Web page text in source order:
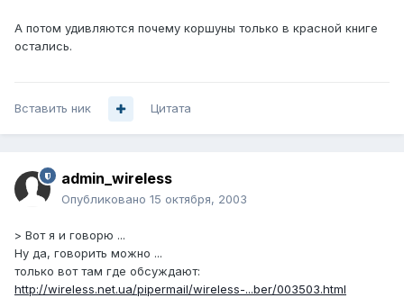
А потом удивляются почему коршуны только в красной книге
остались.
Вставить ник Цитата
admin_wireless
Опубликовано 15 октября, 2003
> Вот я и говорю ...
Ну да, говорить можно ...
только вот там где обсуждают:
http://wireless.net.ua/pipermail/wireless-...ber/003503.html